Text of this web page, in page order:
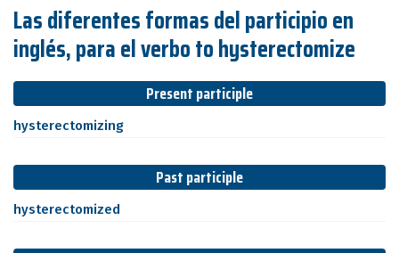
Las diferentes formas del participio en
inglés, para el verbo to hysterectomize
Present participle
hysterectomizing
Past participle
hysterectomized